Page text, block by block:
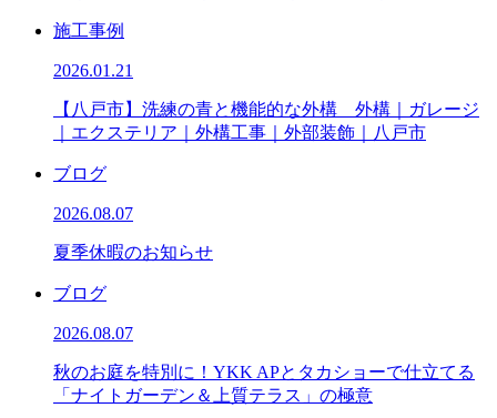
施工事例
2026.01.21
【八戸市】洗練の青と機能的な外構 外構｜ガレージ
｜エクステリア｜外構工事｜外部装飾｜八戸市
ブログ
2026.08.07
夏季休暇のお知らせ
ブログ
2026.08.07
秋のお庭を特別に！YKK APとタカショーで仕立てる
「ナイトガーデン＆上質テラス」の極意